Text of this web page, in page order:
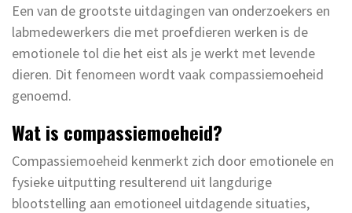
Een van de grootste uitdagingen van onderzoekers en
labmedewerkers die met proefdieren werken is de
emotionele tol die het eist als je werkt met levende
dieren. Dit fenomeen wordt vaak compassiemoeheid
genoemd.
Wat is compassiemoeheid?
Compassiemoeheid kenmerkt zich door emotionele en
fysieke uitputting resulterend uit langdurige
blootstelling aan emotioneel uitdagende situaties,